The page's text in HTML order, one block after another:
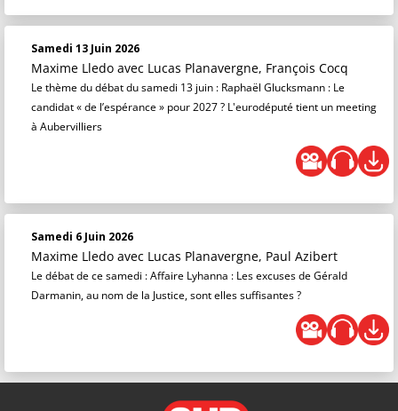
Samedi 13 Juin 2026
Maxime Lledo avec Lucas Planavergne, François Cocq
Le thème du débat du samedi 13 juin : Raphaël Glucksmann : Le
candidat « de l’espérance » pour 2027 ? L'eurodéputé tient un meeting
à Aubervilliers
Samedi 6 Juin 2026
Maxime Lledo avec Lucas Planavergne, Paul Azibert
Le débat de ce samedi : Affaire Lyhanna : Les excuses de Gérald
Darmanin, au nom de la Justice, sont elles suffisantes ?